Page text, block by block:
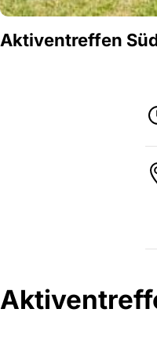
Aktiventreffen